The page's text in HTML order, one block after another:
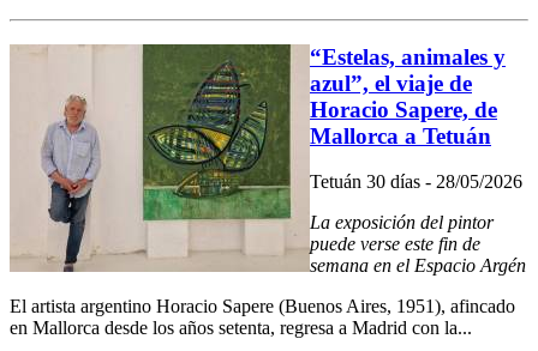
“Estelas, animales y
azul”, el viaje de
Horacio Sapere, de
Mallorca a Tetuán
Tetuán 30 días - 28/05/2026
La exposición del pintor
puede verse este fin de
semana en el Espacio Argén
El artista argentino Horacio Sapere (Buenos Aires, 1951), afincado
en Mallorca desde los años setenta, regresa a Madrid con la...